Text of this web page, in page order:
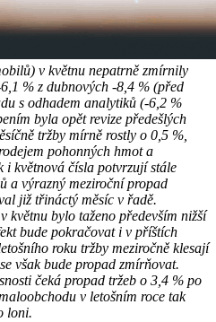
v květnu nepatrně zmírnily
% z dubnových -8,4 % (před
s odhadem analytiků (-6,2 %
byla opět revize předešlých
tržby mírně rostly o 0,5 %,
pohonných hmot a
i květnová čísla potvrzují stále
a výrazný meziroční propad
již třináctý měsíc v řadě.
květnu bylo taženo především nižší
bude pokračovat i v příštích
roku tržby meziročně klesají
však bude propad zmírňovat.
čeká propad tržeb o 3,4 % po
v letošním roce tak
loni.